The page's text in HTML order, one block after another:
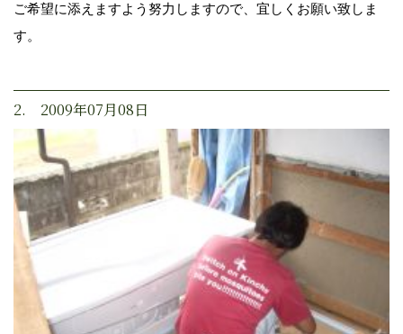
ご希望に添えますよう努力しますので、宜しくお願い致しま
す。
2. 2009年07月08日